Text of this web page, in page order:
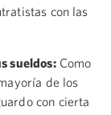
con las
sueldos:Como
de los
con cierta